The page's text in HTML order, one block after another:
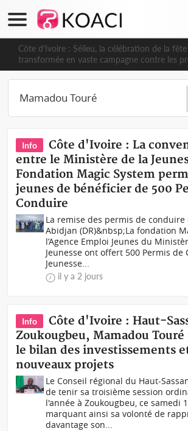
Côte d'Ivoire : Séileu, la célébration de la fête
transformée en vaste campagne contre les
dépigmentants dangereux
Info
Côte d'Ivoire : La
entre le Ministère de la
Fondation Magic System
jeunes de bénéficier de 500
Conduire
La remise des permis de conduire
Abidjan (DR)&nbsp;La fondation
l’Agence Emploi Jeunes du
Jeunesse ont offert 500 Permis de
Jeunesse...
il y a 2 jours
Info
Côte d'Ivoire : Haut-
Zoukougbeu, Mamadou
le bilan des investissements
nouveaux projets
Le Conseil régional du Haut-
de tenir sa troisième session
l'année à Zoukougbeu, ce samedi
marquant ainsi sa volonté de
davantage son...